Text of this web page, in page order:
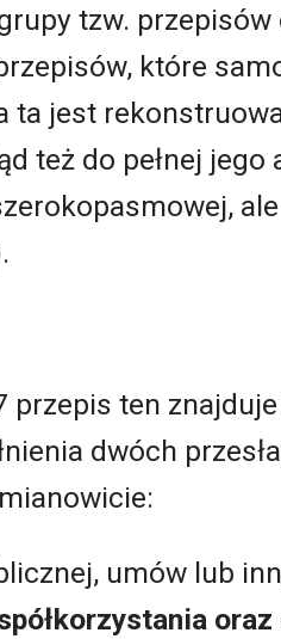
tzw.
które
jest
też do pełnej
ten
dwóch
umów lub